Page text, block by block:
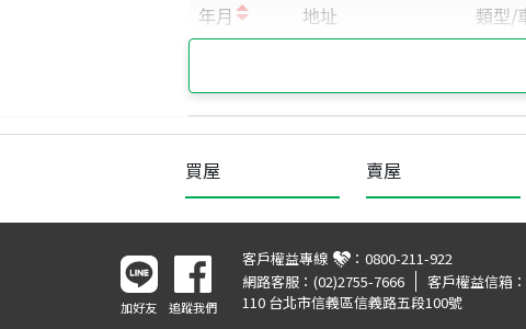
買屋 賣屋
加好友 追蹤我們
客戶權益專線 ： 0800-211-922
網路客服： (02)2755-7666 客戶權益信箱：
110 台北市信義區信義路五段100號